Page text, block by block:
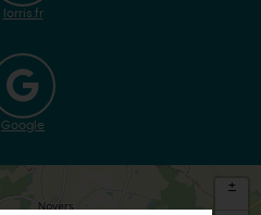
lorris.fr
Google
+